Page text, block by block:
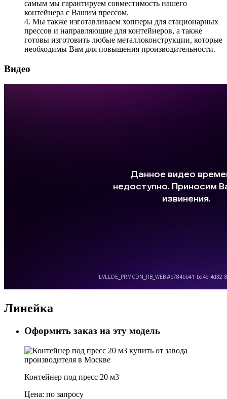
самым мы гарантируем совместимость нашего
контейнера с Вашим прессом.
4. Мы также изготавливаем хопперы для стационарных
прессов и направляющие для контейнеров, а также
готовы изготовить любые металлоконструкции, которые
необходимы Вам для повышения производительности.
Видео
Линейка
Оформить заказ на эту модель
Контейнер под пресс 20 м3
Цена: по запросу